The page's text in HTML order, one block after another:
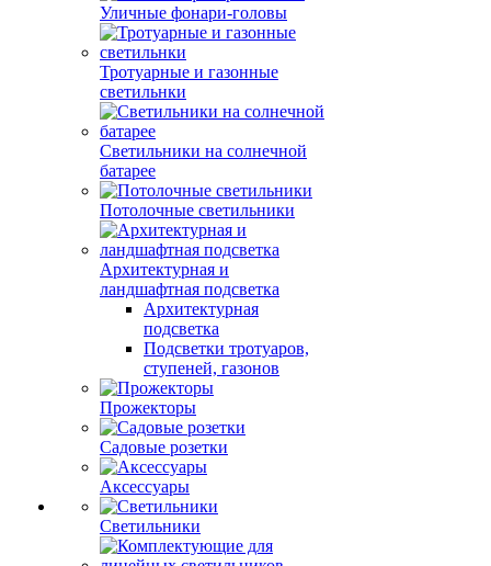
Уличные фонари-головы
Тротуарные и газонные
светильнки
Светильники на солнечной
батарее
Потолочные светильники
Архитектурная и
ландшафтная подсветка
Архитектурная
подсветка
Подсветки тротуаров,
ступеней, газонов
Прожекторы
Садовые розетки
Аксессуары
Светильники